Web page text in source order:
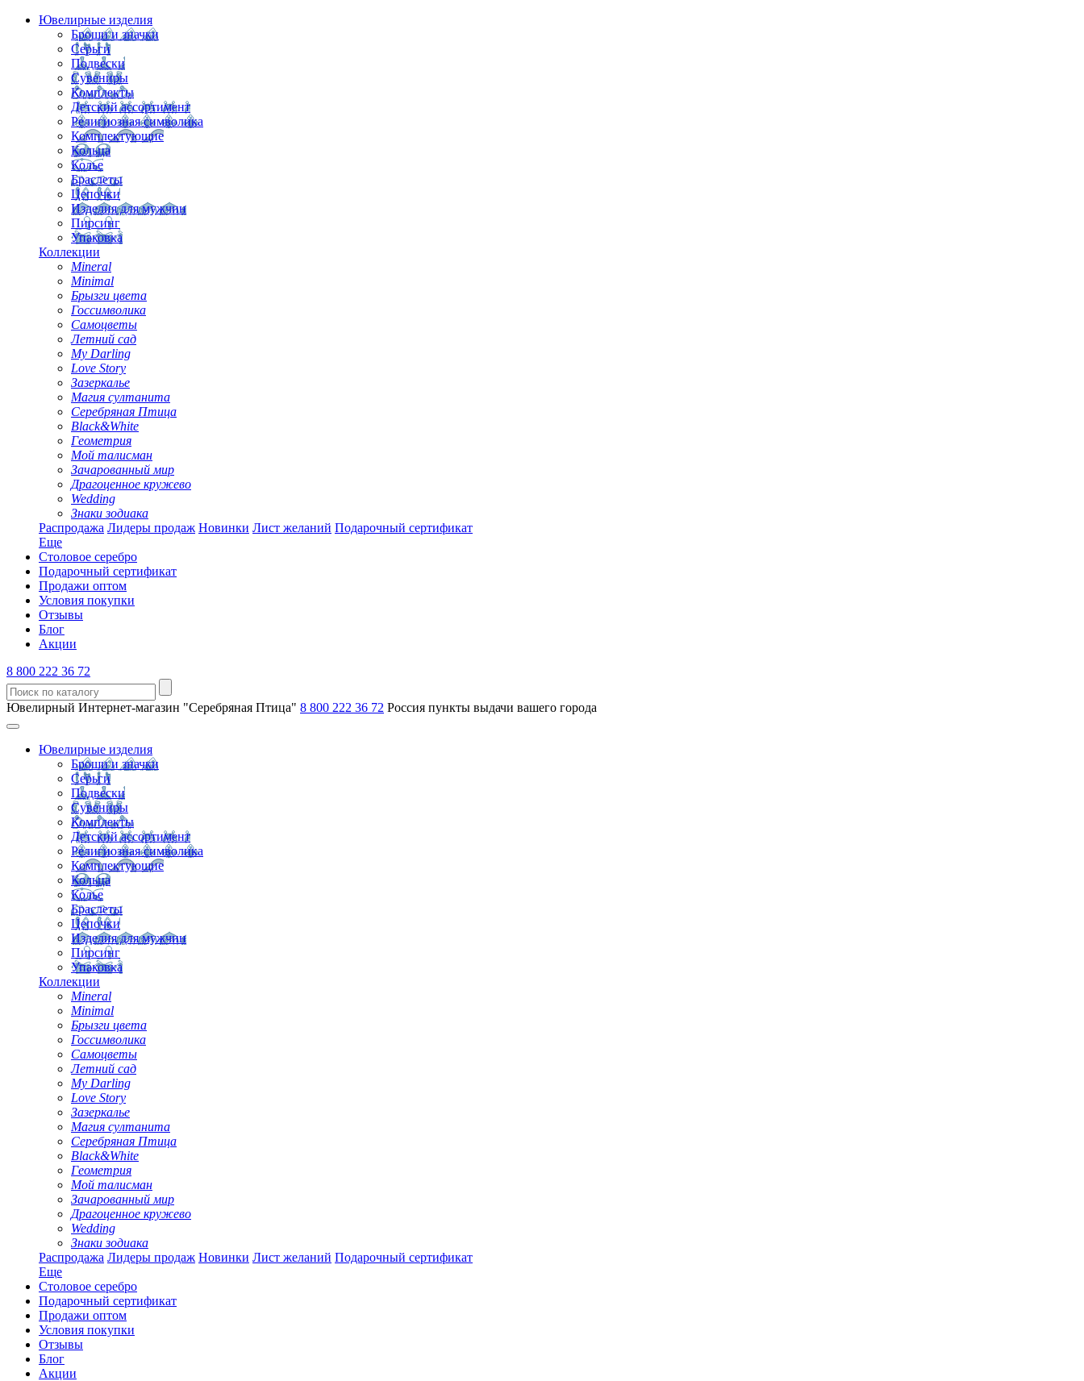
Ювелирные изделия
Броши и значки
Серьги
Подвески
Сувениры
Комплекты
Детский ассортимент
Религиозная символика
Комплектующие
Кольца
Колье
Браслеты
Цепочки
Изделия для мужчин
Пирсинг
Упаковка
Коллекции
Mineral
Minimal
Брызги цвета
Госсимволика
Самоцветы
Летний сад
My Darling
Love Story
Зазеркалье
Магия султанита
Серебряная Птица
Black&White
Геометрия
Мой талисман
Зачарованный мир
Драгоценное кружево
Wedding
Знаки зодиака
Распродажа Лидеры продаж Новинки Лист желаний Подарочный сертификат
Еще
Столовое серебро
Подарочный сертификат
Продажи оптом
Условия покупки
Отзывы
Блог
Акции
8 800 222 36 72
Ювелирный Интернет-магазин "Серебряная Птица" 8 800 222 36 72 Россия пункты выдачи вашего города
Ювелирные изделия
Броши и значки
Серьги
Подвески
Сувениры
Комплекты
Детский ассортимент
Религиозная символика
Комплектующие
Кольца
Колье
Браслеты
Цепочки
Изделия для мужчин
Пирсинг
Упаковка
Коллекции
Mineral
Minimal
Брызги цвета
Госсимволика
Самоцветы
Летний сад
My Darling
Love Story
Зазеркалье
Магия султанита
Серебряная Птица
Black&White
Геометрия
Мой талисман
Зачарованный мир
Драгоценное кружево
Wedding
Знаки зодиака
Распродажа Лидеры продаж Новинки Лист желаний Подарочный сертификат
Еще
Столовое серебро
Подарочный сертификат
Продажи оптом
Условия покупки
Отзывы
Блог
Акции